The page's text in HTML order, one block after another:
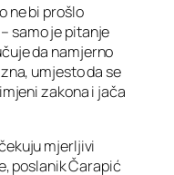
ne bi prošlo
samo je pitanje
da namjerno
umjesto da se
zakona i jača
mjerljivi
poslanik Čarapić